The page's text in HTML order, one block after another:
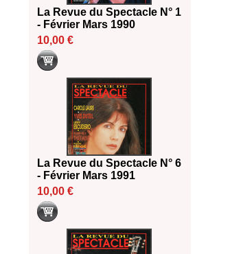
La Revue du Spectacle N° 1
- Février Mars 1990
10,00 €
La Revue du Spectacle N° 6
- Février Mars 1991
10,00 €